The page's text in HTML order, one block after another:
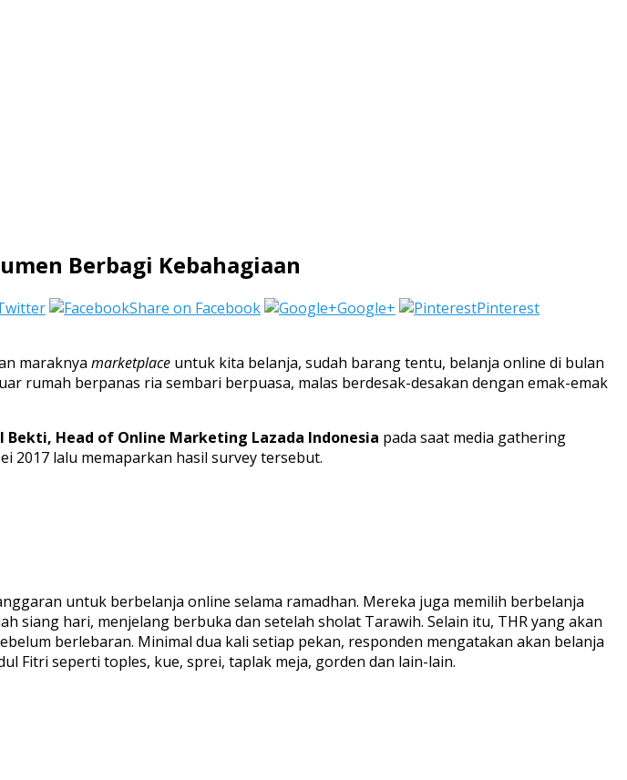
Berbagi Kebahagiaan
Share on Facebook Google+
Pinterest
maraknya marketplace untuk kita belanja, sudah barang tentu, belanja online di bulan
rumah berpanas ria sembari berpuasa, malas berdesak-desakan dengan emak-emak
Bekti, Head of Online Marketing Lazada Indonesia pada saat media gathering
2017 lalu memaparkan hasil survey tersebut.
untuk berbelanja online selama ramadhan. Mereka juga memilih berbelanja
hari, menjelang berbuka dan setelah sholat Tarawih. Selain itu, THR yang akan
berlebaran. Minimal dua kali setiap pekan, responden mengatakan akan belanja
Fitri seperti toples, kue, sprei, taplak meja, gorden dan lain-lain.